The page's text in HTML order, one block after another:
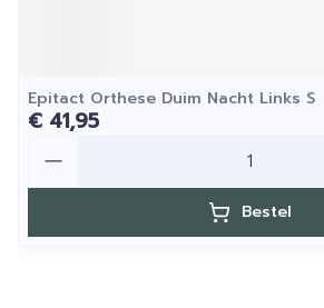
Epitact Orthese Duim Nacht Links S
€ 41,95
Bestel